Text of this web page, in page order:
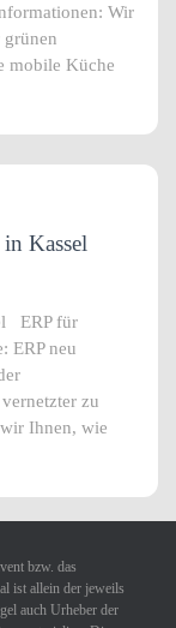
Wir
mobile Küche
Kassel
ERP für
ERP neu
zu
Ihnen, wie
bzw. das
ist allein der jeweils
auch Urheber der